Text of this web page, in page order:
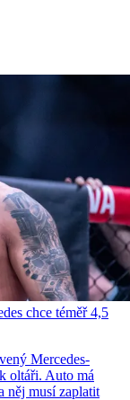
chce téměř 4,5
Mercedes-
oltáři. Auto má
něj musí zaplatit